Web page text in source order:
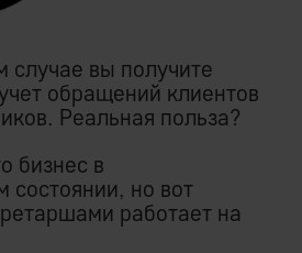
вы получите
обращений клиентов
Реальная польза?
бизнес в
состоянии, но вот
работает на